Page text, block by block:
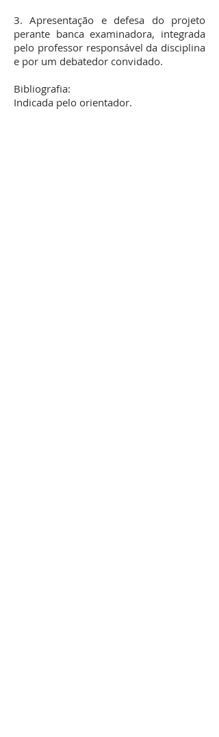
3. Apresentação e defesa do projeto
perante banca examinadora, integrada
pelo professor responsável da disciplina
e por um debatedor convidado.
Bibliografia:
Indicada pelo orientador.